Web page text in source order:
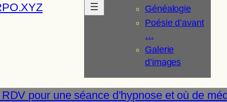
Généalogie
Poésie d’avant
…
Galerie
d’images
pour une séance d’hypnose et où de